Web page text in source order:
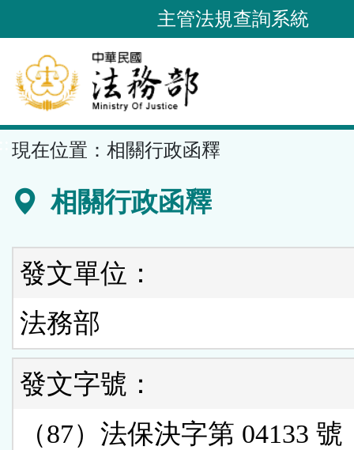
到
要
內
容
區
主管法規查詢系統
現在位置： 相關行政函釋
相關行政函釋
發文單位：
法務部
發文字號：
（87）法保決字第 04133 號